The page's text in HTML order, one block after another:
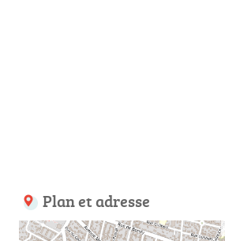
Plan et adresse